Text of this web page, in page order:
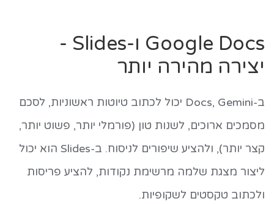
Google Docs ו-Slides -
יצירה מהירה יותר
ב-Docs, Gemini יכול לכתוב טיוטות ראשוניות, לסכם
מסמכים ארוכים, לשנות טון (פורמלי יותר, פשוט יותר,
קצר יותר), ולהציע שיפורים לניסוח. ב-Slides הוא יכול
ליצור מצגת שלמה מרשימת נקודות, להציע פריסות
ולכתוב טקסטים לשקופיות.